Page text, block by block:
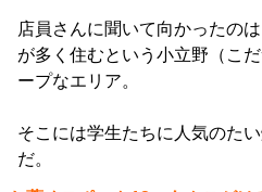
店員さんに聞いて向かったの
が多く住むという小立野（こ
ープなエリア。
そこには学生たちに人気のた
だ。